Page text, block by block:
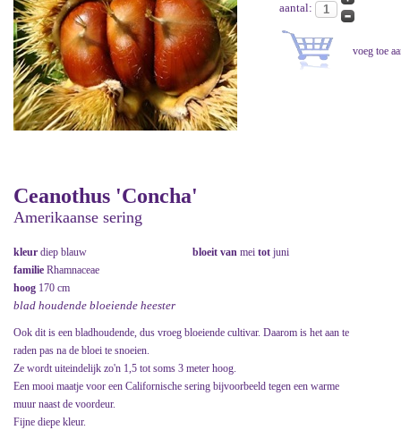
aantal:
Ceanothus 'Concha'
Amerikaanse sering
kleur diep blauw bloeit van mei tot juni
familie Rhamnaceae
hoog 170 cm
blad houdende bloeiende heester
Ook dit is een bladhoudende, dus vroeg bloeiende cultivar. Daarom is het aan te
raden pas na de bloei te snoeien.
Ze wordt uiteindelijk zo'n 1,5 tot soms 3 meter hoog.
Een mooi maatje voor een Californische sering bijvoorbeeld tegen een warme
muur naast de voordeur.
Fijne diepe kleur.